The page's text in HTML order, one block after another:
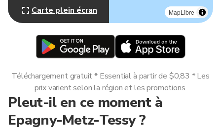
MapLibre
Carte plein écran
Pleut-il en ce moment à
Epagny-Metz-Tessy ?
Téléchargement gratuit * Essential à partir de $0,83 * Les
prix varient selon la région et les promotions.